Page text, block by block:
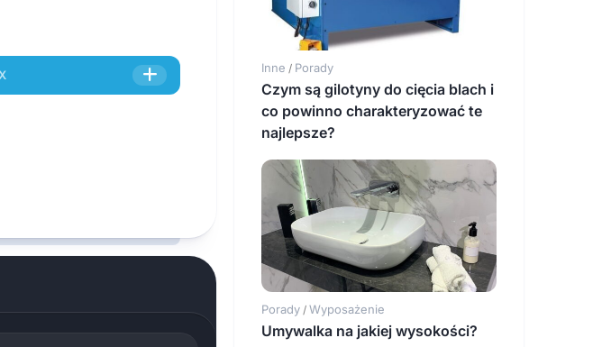
Inne / Porady
Czym są gilotyny do cięcia blach i
co powinno charakteryzować te
najlepsze?
Porady / Wyposażenie
Umywalka na jakiej wysokości?